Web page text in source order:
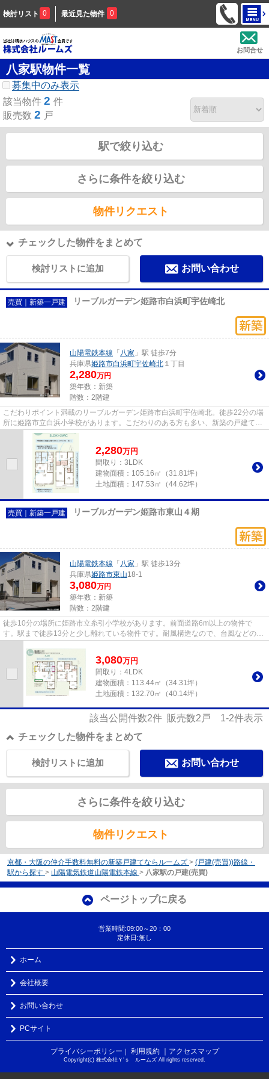
検討リスト 0 最近見た物件 0
お問合せ
八家駅物件一覧
募集中のみ表示
該当物件 2 件
販売数 2 戸
駅で絞り込む
さらに条件を絞り込む
物件リクエスト
チェックした物件をまとめて
検討リストに追加 お問い合わせ
売買｜新築一戸建 リーブルガーデン姫路市白浜町宇佐崎北
山陽電鉄本線 「 八家 」駅 徒歩7分
兵庫県姫路市白浜町宇佐崎北 １丁目
2,280万円
築年数：新築
階数：2階建
こだわりポイント満載のリーブルガーデン姫路市白浜町宇佐崎北。徒歩22分の場
所に姫路市立白浜小学校があります。こだわりのある方も多い、新築の戸建て物
件となっております。駅から...
2,280万円
間取り：3LDK
建物面積： 105.16㎡（31.81坪）
土地面積： 147.53㎡（44.62坪）
売買｜新築一戸建 リーブルガーデン姫路市東山４期
山陽電鉄本線 「 八家 」駅 徒歩13分
兵庫県姫路市東山18-1
3,080万円
築年数：新築
階数：2階建
徒歩10分の場所に姫路市立糸引小学校があります。前面道路6m以上の物件で
す。駅まで徒歩13分と少し離れている物件です。耐風構造なので、台風などの自
3,080万円
間取り：4LDK
建物面積： 113.44㎡（34.31坪）
土地面積： 132.70㎡（40.14坪）
該当公開件数2件 販売数2 戸 1-2件表示
チェックした物件をまとめて
お問い合わせ
検討リストに追加
さらに条件を絞り込む
物件リクエスト
京都・大阪の仲介手数料無料の新築戸建てならルームズ > (戸建(売買))路線・
駅から探す > 山陽電気鉄道山陽電鉄本線 > 八家駅の戸建(売買)
ページトップに戻る
営業時間:09:00～20：00
定休日:無し
ホーム
会社概要
お問い合わせ
PCサイト
プライバシーポリシー ｜ 利用規約 ｜アクセスマップ
Copyright(c) 株式会社Ｙ‘ｓ ルームズ All rights reserved.